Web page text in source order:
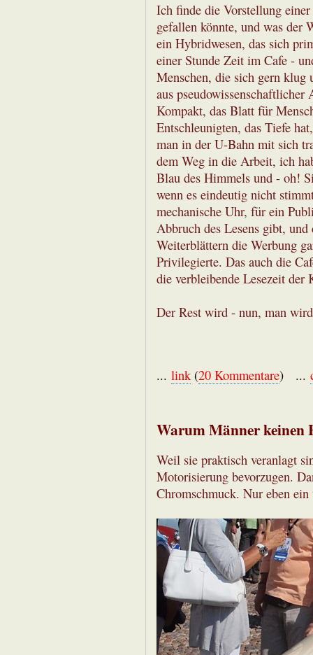
Ich finde die Vorstellung
gefallen könnte, und was der
ein Hybridwesen, das sich
einer Stunde Zeit im Cafe -
Menschen, die sich gern
aus
Kompakt, das Blatt für
Entschleunigten, das Tiefe
man in der U-Bahn mit sich
dem Weg in die Arbeit, ich
Blau des Himmels und - oh!
wenn es eindeutig nicht
mechanische Uhr, für ein
Abbruch des Lesens gibt,
Weiterblättern die Werbung
Privilegierte. Das auch die
die verbleibende Lesezeit der
Der Rest wird - nun, man
... link (20 Kommentare) ...
Warum Männer keinen
Weil sie praktisch veranlagt
Motorisierung bevorzugen.
Chromschmuck. Nur eben ein